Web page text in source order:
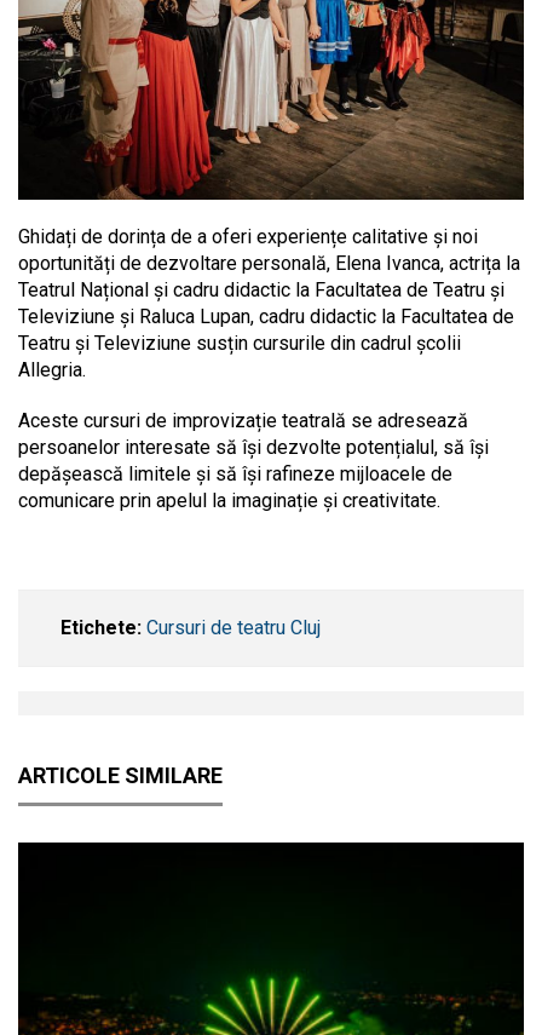
Ghidați de dorința de a oferi experiențe calitative și noi
oportunități de dezvoltare personală, Elena Ivanca, actrița la
Teatrul Național și cadru didactic la Facultatea de Teatru și
Televiziune și Raluca Lupan, cadru didactic la Facultatea de
Teatru și Televiziune susțin cursurile din cadrul școlii
Allegria.
Aceste cursuri de improvizație teatrală se adresează
persoanelor interesate să își dezvolte potențialul, să își
depășească limitele și să își rafineze mijloacele de
comunicare prin apelul la imaginație și creativitate.
Etichete: Cursuri de teatru Cluj
ARTICOLE SIMILARE